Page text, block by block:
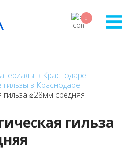
0
в Краснодаре
гильзы в Краснодаре
гильза ⌀28мм средняя
гильза